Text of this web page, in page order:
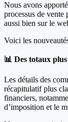
Nous avons
processus de
aussi bien sur le
Voici les
📊 Des totaux
Les détails des
récapitulatif plus
financiers,
d’imposition et le